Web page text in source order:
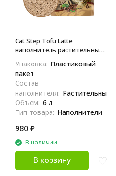
Cat Step Tofu Latte
наполнитель растительный
кошачьего туалета с
ароматом кофе - 6 л
Упаковка: Пластиковый
пакет
Состав
наполнителя: Растительный
Объем: 6 л
Тип товара: Наполнители
980₽
В наличии
В корзину